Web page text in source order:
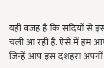
यही वजह है कि सदियों से
चली आ रही है. ऐसे में हम
जिन्हें आप इस दशहरा